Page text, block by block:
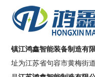
镇江鸿鑫智能装备制造有
址为江苏省句容市黄梅街